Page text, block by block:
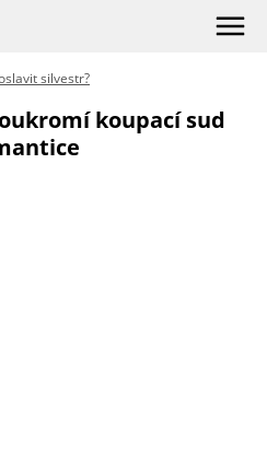
silvestr?
koupací sud